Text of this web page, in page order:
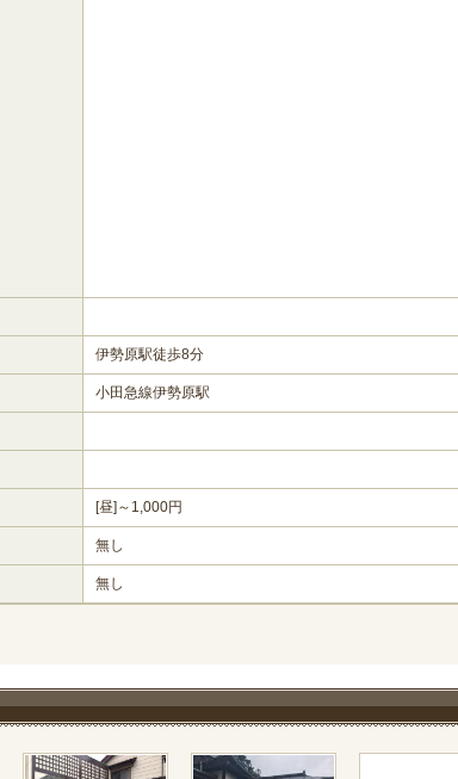
伊勢原駅徒歩8分
小田急線伊勢原駅
[昼]～1,000円
無し
無し